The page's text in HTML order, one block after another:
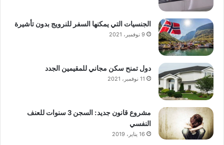
الجنسيات التي يمكنها السفر للنرويج بدون تأشيرة
9 نوفمبر، 2021
دول تمنح سكن مجاني للمقيمين الجدد
11 نوفمبر، 2021
مشروع قانون جديد: السجن 3 سنوات للعنف
النفسي
16 يناير، 2019